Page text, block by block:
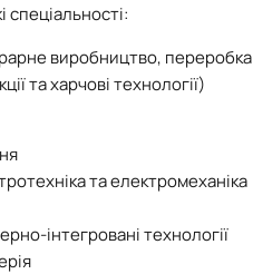
спеціальності:
виробництво, переробка
та харчові технології)
та електромеханіка
інтегровані технології